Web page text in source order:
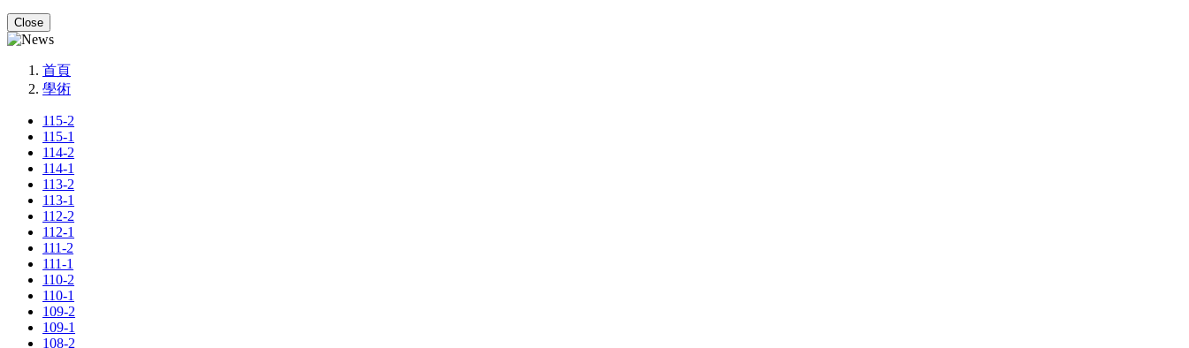
Close
首頁
學術
115-2
115-1
114-2
114-1
113-2
113-1
112-2
112-1
111-2
111-1
110-2
110-1
109-2
109-1
108-2